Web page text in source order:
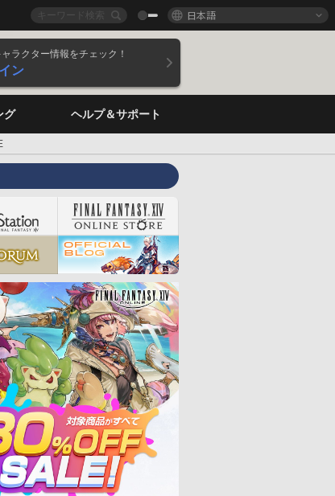
日本語
ラクター情報をチェック！
ン
グ ヘルプ＆サポート